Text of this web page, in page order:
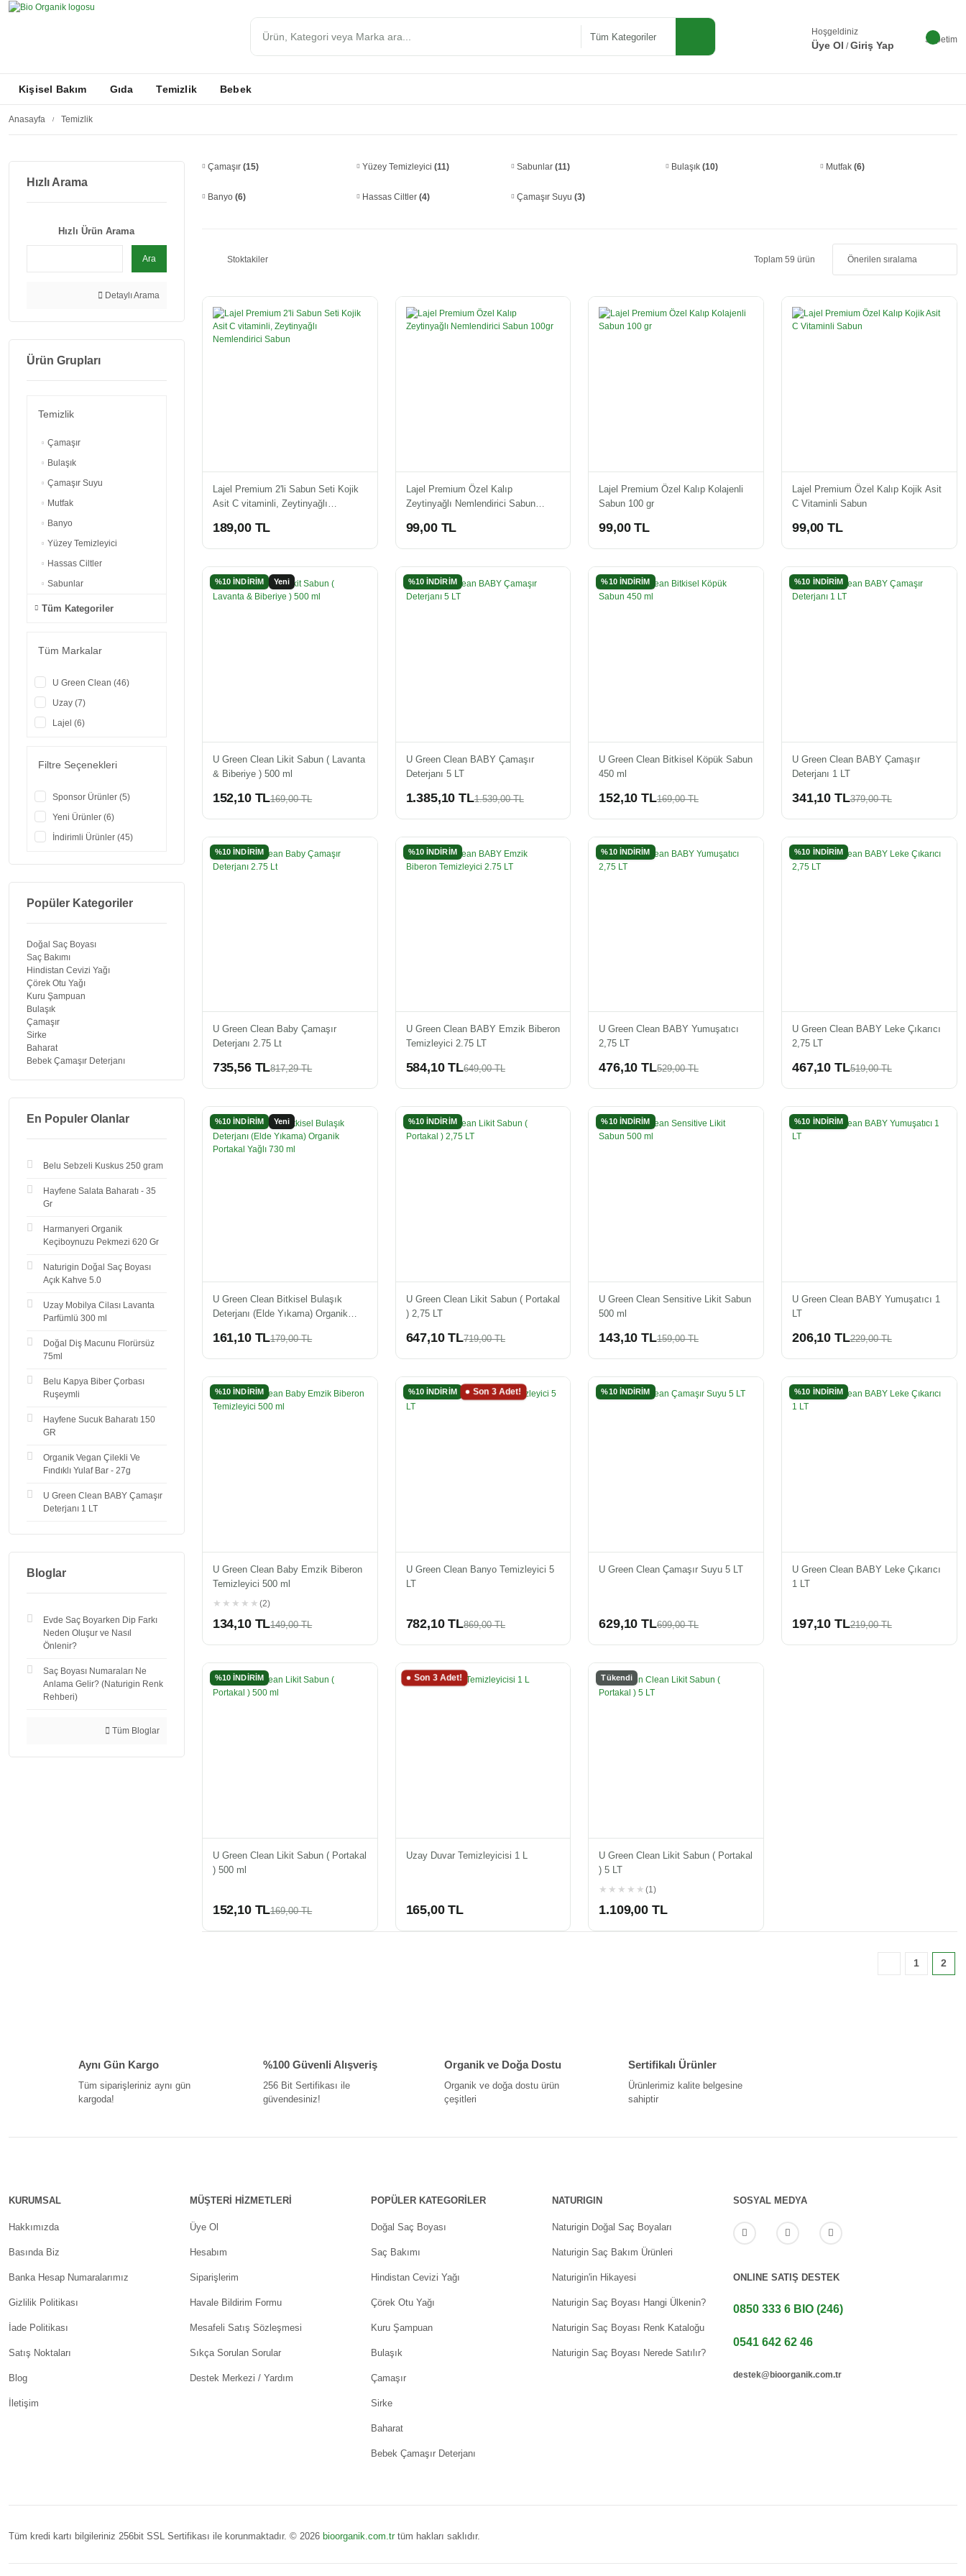
Hoşgeldiniz
Üye Ol /Giriş Yap
Sepetim
Kişisel Bakım Gıda Temizlik Bebek
Anasayfa Temizlik
Hızlı Arama
Hızlı Ürün Arama
Ara
Detaylı Arama
Ürün Grupları
Temizlik
Çamaşır
Bulaşık
Çamaşır Suyu
Mutfak
Banyo
Yüzey Temizleyici
Hassas Ciltler
Sabunlar
Tüm Kategoriler
Tüm Markalar
U Green Clean (46)
Uzay (7)
Lajel (6)
Filtre Seçenekleri
Sponsor Ürünler (5)
Yeni Ürünler (6)
İndirimli Ürünler (45)
Popüler Kategoriler
Doğal Saç Boyası
Saç Bakımı
Hindistan Cevizi Yağı
Çörek Otu Yağı
Kuru Şampuan
Bulaşık
Çamaşır
Sirke
Baharat
Bebek Çamaşır Deterjanı
En Populer Olanlar
Belu Sebzeli Kuskus 250 gram
Hayfene Salata Baharatı - 35
Gr
Harmanyeri Organik
Keçiboynuzu Pekmezi 620 Gr
Naturigin Doğal Saç Boyası
Açık Kahve 5.0
Uzay Mobilya Cilası Lavanta
Parfümlü 300 ml
Doğal Diş Macunu Florürsüz
75ml
Belu Kapya Biber Çorbası
Ruşeymli
Hayfene Sucuk Baharatı 150
GR
Organik Vegan Çilekli Ve
Fındıklı Yulaf Bar - 27g
U Green Clean BABY Çamaşır
Deterjanı 1 LT
Bloglar
Evde Saç Boyarken Dip Farkı
Neden Oluşur ve Nasıl
Önlenir?
Saç Boyası Numaraları Ne
Anlama Gelir? (Naturigin Renk
Rehberi)
Tüm Bloglar
Çamaşır (15) Yüzey Temizleyici (11) Sabunlar (11) Bulaşık (10) Mutfak (6)
Banyo (6) Hassas Ciltler (4) Çamaşır Suyu (3)
Stoktakiler Toplam 59 ürün
Lajel Premium 2'li Sabun Seti Kojik
Asit C vitaminli, Zeytinyağlı
189,00 TL
Lajel Premium Özel Kalıp
Zeytinyağlı Nemlendirici Sabun
99,00 TL
Lajel Premium Özel Kalıp Kolajenli
Sabun 100 gr
99,00 TL
Lajel Premium Özel Kalıp Kojik Asit
C Vitaminli Sabun
99,00 TL
%10 İNDİRİM Yeni
U Green Clean Likit Sabun ( Lavanta
& Biberiye ) 500 ml
169,00 TL
152,10 TL
%10 İNDİRİM
U Green Clean BABY Çamaşır
Deterjanı 5 LT
1.539,00 TL
1.385,10 TL
%10 İNDİRİM
U Green Clean Bitkisel Köpük Sabun
450 ml
169,00 TL
152,10 TL
%10 İNDİRİM
U Green Clean BABY Çamaşır
Deterjanı 1 LT
379,00 TL
341,10 TL
%10 İNDİRİM
U Green Clean Baby Çamaşır
Deterjanı 2.75 Lt
817,29 TL
735,56 TL
%10 İNDİRİM
U Green Clean BABY Emzik Biberon
Temizleyici 2.75 LT
649,00 TL
584,10 TL
%10 İNDİRİM
U Green Clean BABY Yumuşatıcı
2,75 LT
529,00 TL
476,10 TL
%10 İNDİRİM
U Green Clean BABY Leke Çıkarıcı
2,75 LT
519,00 TL
467,10 TL
%10 İNDİRİM Yeni
U Green Clean Bitkisel Bulaşık
Deterjanı (Elde Yıkama) Organik
179,00 TL
161,10 TL
%10 İNDİRİM
U Green Clean Likit Sabun ( Portakal
) 2,75 LT
719,00 TL
647,10 TL
%10 İNDİRİM
U Green Clean Sensitive Likit Sabun
500 ml
159,00 TL
143,10 TL
%10 İNDİRİM
U Green Clean BABY Yumuşatıcı 1
LT
229,00 TL
206,10 TL
%10 İNDİRİM
U Green Clean Baby Emzik Biberon
Temizleyici 500 ml
149,00 TL
134,10 TL
(2)
%10 İNDİRİM Son 3 Adet!
U Green Clean Banyo Temizleyici 5
LT
869,00 TL
782,10 TL
%10 İNDİRİM
U Green Clean Çamaşır Suyu 5 LT
699,00 TL
629,10 TL
%10 İNDİRİM
U Green Clean BABY Leke Çıkarıcı
1 LT
219,00 TL
197,10 TL
%10 İNDİRİM
U Green Clean Likit Sabun ( Portakal
) 500 ml
169,00 TL
152,10 TL
Son 3 Adet!
Uzay Duvar Temizleyicisi 1 L
165,00 TL
Tükendi
U Green Clean Likit Sabun ( Portakal
) 5 LT
1.109,00 TL
(1)
1 2
Aynı Gün Kargo
Tüm siparişleriniz aynı gün
kargoda!
%100 Güvenli Alışveriş
256 Bit Sertifikası ile
güvendesiniz!
Organik ve Doğa Dostu
Organik ve doğa dostu ürün
çeşitleri
Sertifikalı Ürünler
Ürünlerimiz kalite belgesine
sahiptir
KURUMSAL
Hakkımızda
Basında Biz
Banka Hesap Numaralarımız
Gizlilik Politikası
İade Politikası
Satış Noktaları
Blog
İletişim
MÜŞTERİ HİZMETLERİ
Üye Ol
Hesabım
Siparişlerim
Havale Bildirim Formu
Mesafeli Satış Sözleşmesi
Sıkça Sorulan Sorular
Destek Merkezi / Yardım
POPÜLER KATEGORİLER
Doğal Saç Boyası
Saç Bakımı
Hindistan Cevizi Yağı
Çörek Otu Yağı
Kuru Şampuan
Bulaşık
Çamaşır
Sirke
Baharat
Bebek Çamaşır Deterjanı
NATURIGIN
Naturigin Doğal Saç Boyaları
Naturigin Saç Bakım Ürünleri
Naturigin'in Hikayesi
Naturigin Saç Boyası Hangi Ülkenin?
Naturigin Saç Boyası Renk Kataloğu
Naturigin Saç Boyası Nerede Satılır?
SOSYAL MEDYA
ONLINE SATIŞ DESTEK
0850 333 6 BIO (246)
0541 642 62 46
destek@bioorganik.com.tr
Tüm kredi kartı bilgileriniz 256bit SSL Sertifikası ile korunmaktadır. © 2026 bioorganik.com.tr tüm hakları saklıdır.